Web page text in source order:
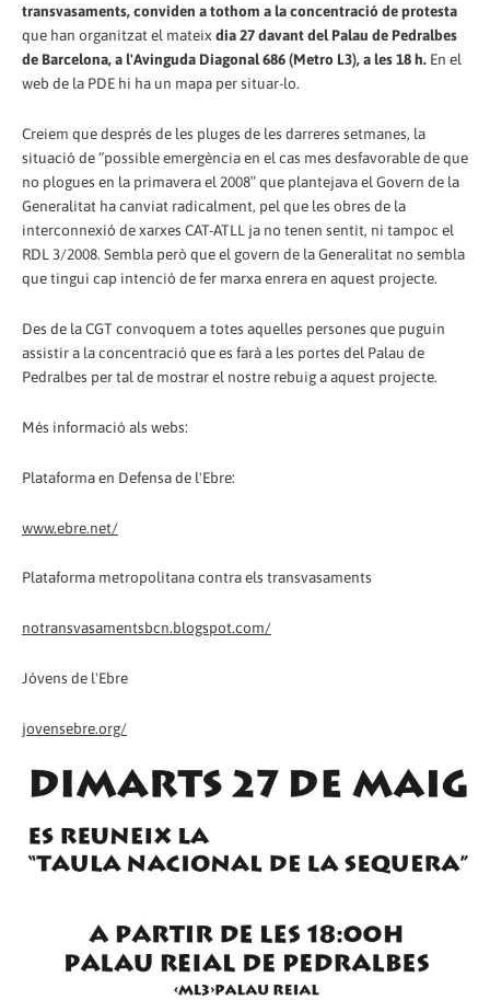
transvasaments, conviden a tothom a la concentració de protesta
que han organitzat el mateix dia 27 davant del Palau de Pedralbes
de Barcelona, a l'Avinguda Diagonal 686 (Metro L3), a les 18 h. En el
web de la PDE hi ha un mapa per situar-lo.
Creiem que després de les pluges de les darreres setmanes, la
situació de “possible emergència en el cas mes desfavorable de que
no plogues en la primavera el 2008″ que plantejava el Govern de la
Generalitat ha canviat radicalment, pel que les obres de la
interconnexió de xarxes CAT-ATLL ja no tenen sentit, ni tampoc el
RDL 3/2008. Sembla però que el govern de la Generalitat no sembla
que tingui cap intenció de fer marxa enrera en aquest projecte.
Des de la CGT convoquem a totes aquelles persones que puguin
assistir a la concentració que es farà a les portes del Palau de
Pedralbes per tal de mostrar el nostre rebuig a aquest projecte.
Més informació als webs:
Plataforma en Defensa de l'Ebre:
www.ebre.net/
Plataforma metropolitana contra els transvasaments
notransvasamentsbcn.blogspot.com/
Jóvens de l'Ebre
jovensebre.org/